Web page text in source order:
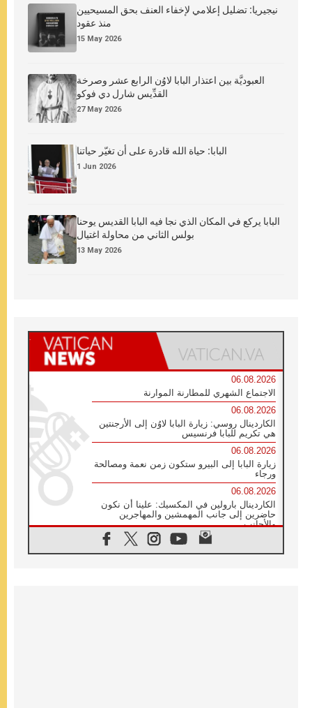
نيجيريا: تضليل إعلامي لإخفاء العنف بحق المسيحيين
منذ عقود
15 May 2026
العبوديَّة بين اعتذار البابا لاوُن الرابع عشر وصرخة
القدِّيس شارل دي فوكو
27 May 2026
البابا: حياة الله قادرة على أن تغيّر حياتنا
1 Jun 2026
البابا يركع في المكان الذي نجا فيه البابا القديس يوحنا
بولس الثاني من محاولة اغتيال
13 May 2026
06.08.2026
الاجتماع الشهري للمطارنة الموارنة
06.08.2026
الكاردينال روسي: زيارة البابا لاوُن إلى الأرجنتين
هي تكريم للبابا فرنسيس
06.08.2026
زيارة البابا إلى البيرو ستكون زمن نعمة ومصالحة
ورجاء
06.08.2026
الكاردينال بارولين في المكسيك: علينا أن نكون
حاضرين إلى جانب المهمشين والمهاجرين
والأجانب
البابا لاوُن الرابع عشر للشباب في أسيزي: